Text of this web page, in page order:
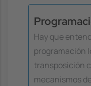
Hay que
programación
transposición
mecanismos